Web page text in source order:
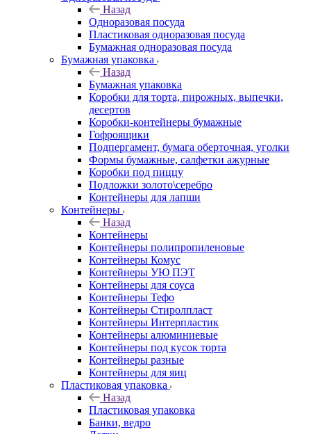
Назад
Одноразовая посуда
Пластиковая одноразовая посуда
Бумажная одноразовая посуда
Бумажная упаковка
Назад
Бумажная упаковка
Коробки для торта, пирожных, выпечки,
десертов
Коробки-контейнеры бумажные
Гофроящики
Подпергамент, бумага оберточная, уголки
Формы бумажные, салфетки ажурные
Коробки под пиццу
Подложки золото\серебро
Контейнеры для лапши
Контейнеры
Назад
Контейнеры
Контейнеры полипропиленовые
Контейнеры Комус
Контейнеры УЮ ПЭТ
Контейнеры для соуса
Контейнеры Тефо
Контейнеры Стиролпласт
Контейнеры Интерпластик
Контейнеры алюминиевые
Контейнеры под кусок торта
Контейнеры разные
Контейнеры для яиц
Пластиковая упаковка
Назад
Пластиковая упаковка
Банки, ведро